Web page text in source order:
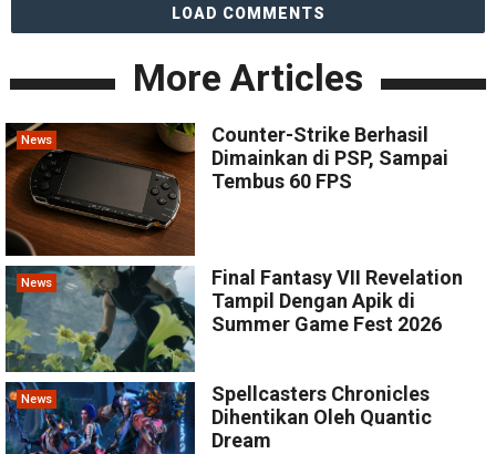
LOAD COMMENTS
More Articles
News
Counter-Strike Berhasil
Dimainkan di PSP, Sampai
Tembus 60 FPS
News
Final Fantasy VII Revelation
Tampil Dengan Apik di
Summer Game Fest 2026
News
Spellcasters Chronicles
Dihentikan Oleh Quantic
Dream